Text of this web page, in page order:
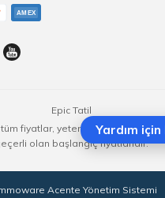
Epic Tatil
fiyatlar, yeterli kontenjan
olan başlangıç fiyatlarıdır.
Acente Yönetim Sistemi
Yardım